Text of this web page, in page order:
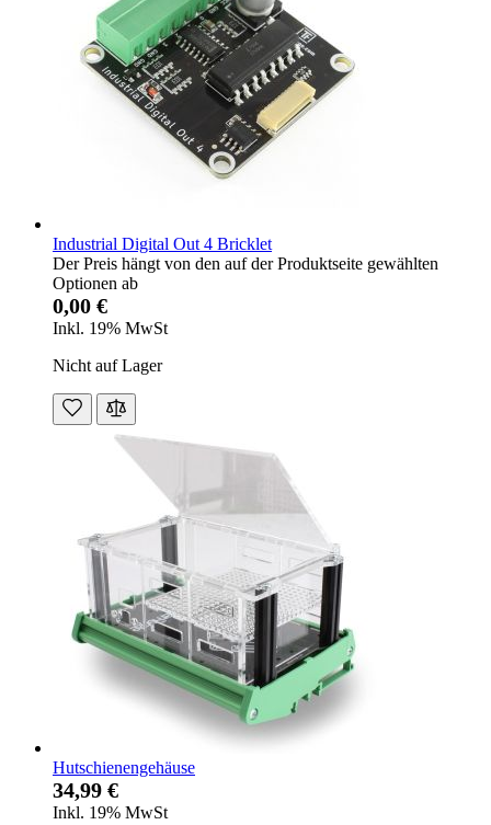
Industrial Digital Out 4 Bricklet
Der Preis hängt von den auf der Produktseite gewählten
Optionen ab
0,00 €
Inkl. 19% MwSt
Nicht auf Lager
Hutschienengehäuse
34,99 €
Inkl. 19% MwSt